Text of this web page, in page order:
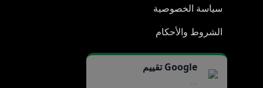
سياسة الخصوصية
الشروط والأحكام
Google تقييم